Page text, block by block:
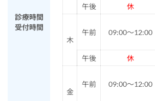
診療時間
受付時間
午後
休
木
午前 09:00～12:00
午後
休
金
午前 09:00～12:00